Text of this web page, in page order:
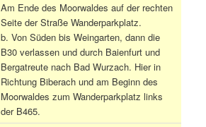
Am Ende des Moorwaldes auf der rechten
Seite der Straße Wanderparkplatz.
b. Von Süden bis Weingarten, dann die
B30 verlassen und durch Baienfurt und
Bergatreute nach Bad Wurzach. Hier in
Richtung Biberach und am Beginn des
Moorwaldes zum Wanderparkplatz links
der B465.